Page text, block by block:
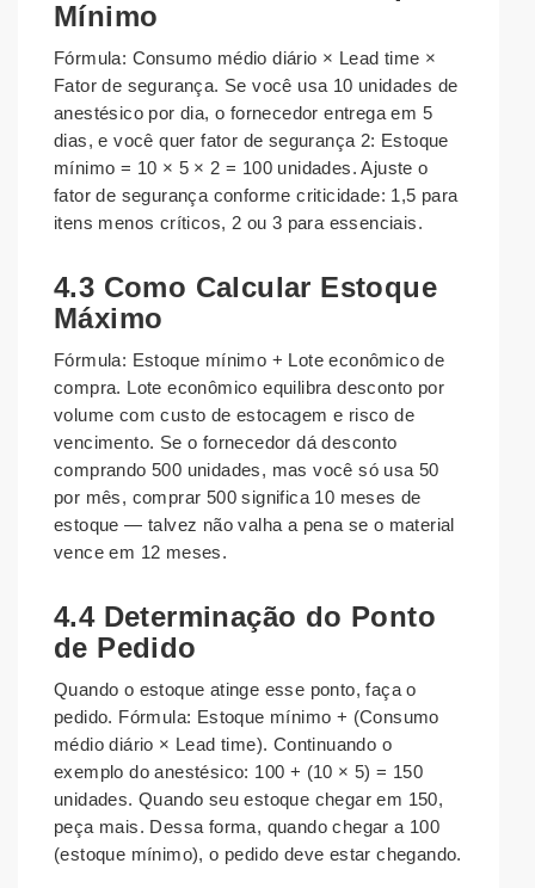
Mínimo
Fórmula: Consumo médio diário × Lead time ×
Fator de segurança. Se você usa 10 unidades de
anestésico por dia, o fornecedor entrega em 5
dias, e você quer fator de segurança 2: Estoque
mínimo = 10 × 5 × 2 = 100 unidades. Ajuste o
fator de segurança conforme criticidade: 1,5 para
itens menos críticos, 2 ou 3 para essenciais.
4.3 Como Calcular Estoque
Máximo
Fórmula: Estoque mínimo + Lote econômico de
compra. Lote econômico equilibra desconto por
volume com custo de estocagem e risco de
vencimento. Se o fornecedor dá desconto
comprando 500 unidades, mas você só usa 50
por mês, comprar 500 significa 10 meses de
estoque — talvez não valha a pena se o material
vence em 12 meses.
4.4 Determinação do Ponto
de Pedido
Quando o estoque atinge esse ponto, faça o
pedido. Fórmula: Estoque mínimo + (Consumo
médio diário × Lead time). Continuando o
exemplo do anestésico: 100 + (10 × 5) = 150
unidades. Quando seu estoque chegar em 150,
peça mais. Dessa forma, quando chegar a 100
(estoque mínimo), o pedido deve estar chegando.